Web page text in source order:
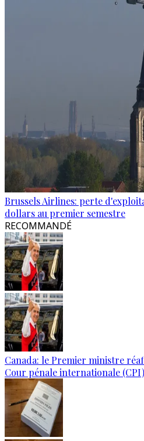
Brussels Airlines: perte
dollars au premier semestre
RECOMMANDÉ
Canada: le Premier ministre
Cour pénale internationale (CPI)